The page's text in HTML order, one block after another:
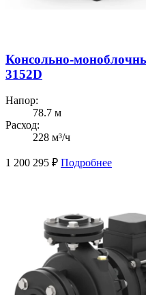
Консольно-
3152D
Напор:
78.7 м
Расход:
228 м³/ч
1 200 295 ₽ Подробнее